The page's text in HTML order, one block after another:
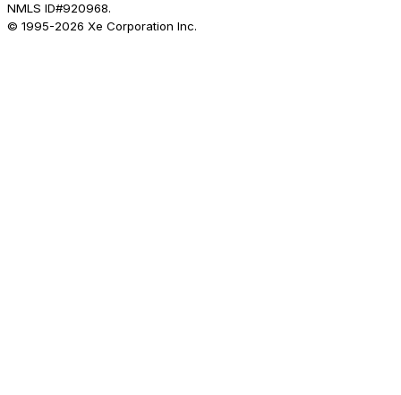
NMLS ID#920968.
© 1995-2026 Xe Corporation Inc.